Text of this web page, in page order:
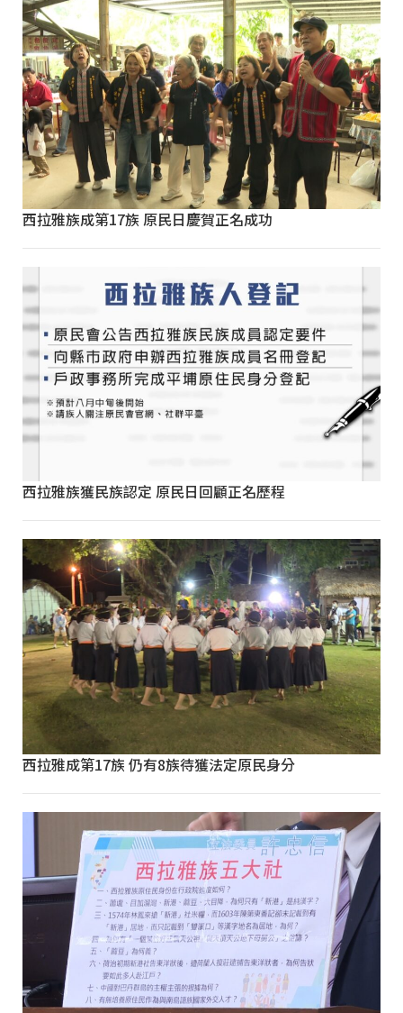
西拉雅族成第17族 原民日慶賀正名成功
西拉雅族獲民族認定 原民日回顧正名歷程
西拉雅成第17族 仍有8族待獲法定原民身分